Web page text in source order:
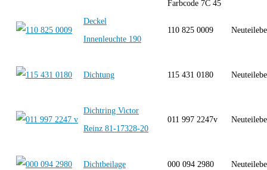
Farbcode 7C 45
Deckel
Innenleuchte 190
110 825 0009
Dichtung 115 431 0180
Dichtring Victor
Reinz 81-17328-20
011 997 2247v
Dichtbeilage 000 094 2980